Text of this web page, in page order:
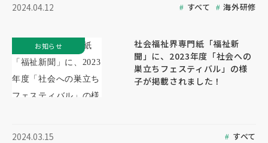
2024.04.12 すべて 海外研修
社会福祉界専門紙「福祉新
聞」に、2023年度「社会への
巣立ちフェスティバル」の様
子が掲載されました！
2024.03.15 すべて
お知らせ